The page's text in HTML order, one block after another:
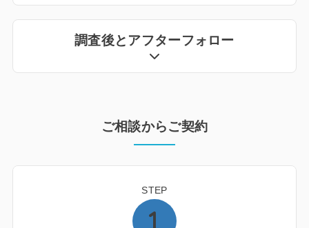
調査後とアフターフォロー
ご相談からご契約
STEP